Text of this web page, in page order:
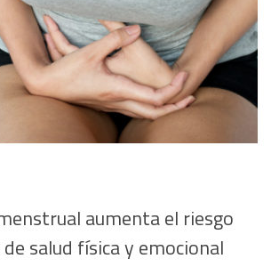
aumenta el riesgo
salud física y emocional